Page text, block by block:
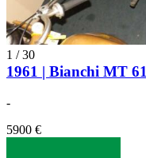
1 /30
1961 | Bianchi MT 61
-
5900 €